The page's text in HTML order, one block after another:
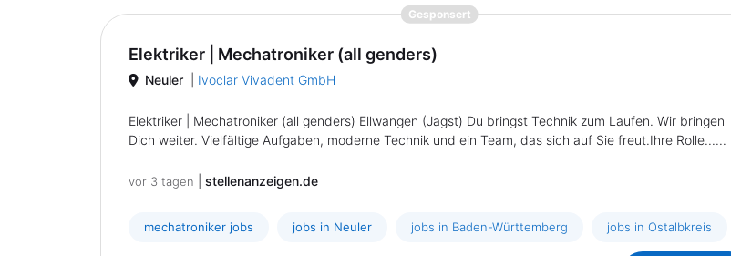
Gesponsert{prompt.job}
Elektriker | Mechatroniker (all genders)
Neuler Ivoclar Vivadent GmbH
Elektriker | Mechatroniker (all genders) Ellwangen (Jagst) Du bringst Technik zum Laufen. Wir bringen
Dich weiter. Vielfältige Aufgaben, moderne Technik und ein Team, das sich auf Sie freut.Ihre Rolle......
vor 3 tagen stellenanzeigen.de
mechatroniker jobs jobs in Neuler jobs in Baden-Württemberg jobs in Ostalbkreis